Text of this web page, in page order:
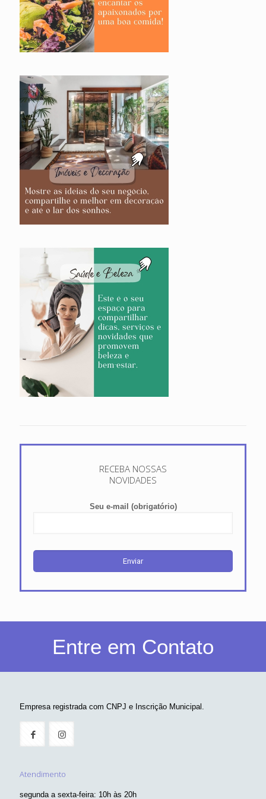
RECEBA NOSSAS
NOVIDADES
Seu e-mail (obrigatório)
Entre em Contato
Empresa registrada com CNPJ e Inscrição Municipal.
Atendimento
segunda a sexta-feira: 10h às 20h